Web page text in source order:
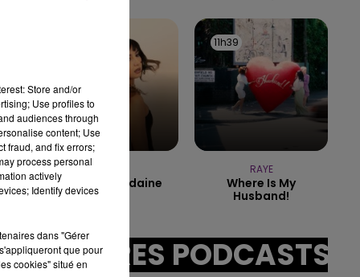
LE CLUB CHAMPAGNE FM
Soiree Mondaine
11h39
11h39
RAYE
Where Is My
Husband!
AUTRES PODCASTS
Store and/or
Use profiles to
audiences through
content; Use
fraud, and fix errors;
process personal
actively
Identify devices
dans "Gérer
que pour
cookies" situé en